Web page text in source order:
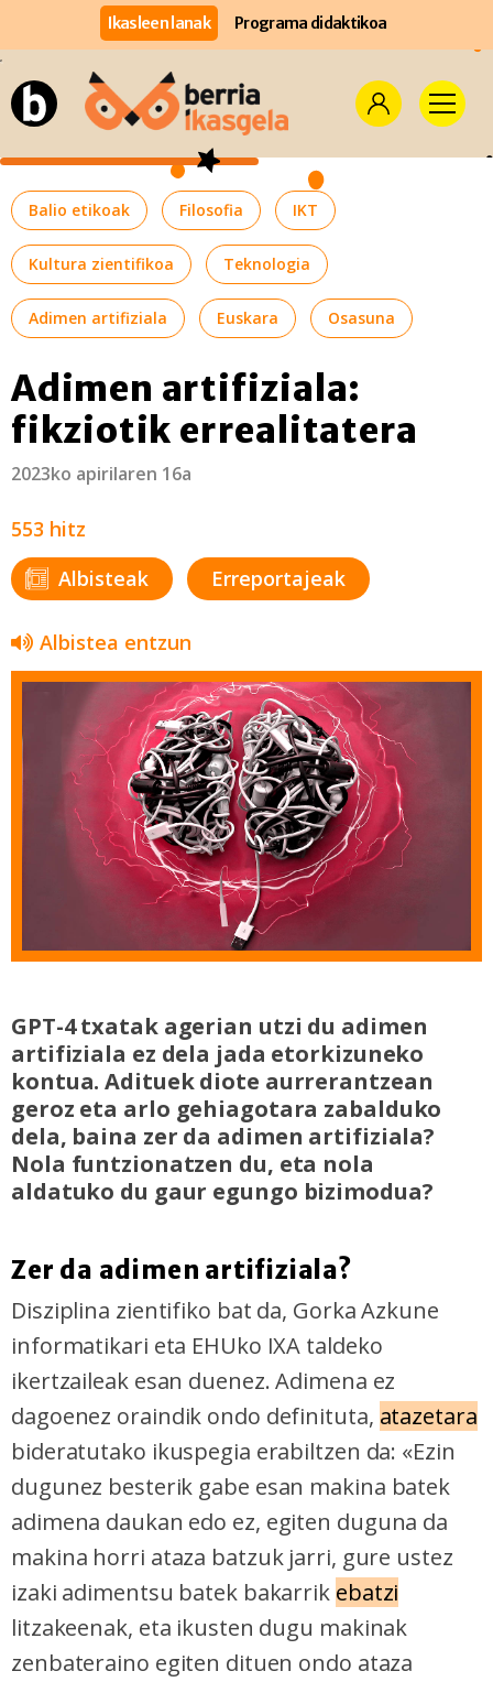
Ikasleen lanak Programa didaktikoa
Balio etikoak Filosofia IKT
Kultura zientifikoa Teknologia
Adimen artifiziala Euskara Osasuna
Adimen artifiziala:
fikziotik errealitatera
2023ko apirilaren 16a
553 hitz
Albisteak
Erreportajeak
Albistea entzun
GPT-4 txatak agerian utzi du adimen
artifiziala ez dela jada etorkizuneko
kontua. Adituek diote aurrerantzean
geroz eta arlo gehiagotara zabalduko
dela, baina zer da adimen artifiziala?
Nola funtzionatzen du, eta nola
aldatuko du gaur egungo bizimodua?
Zer da adimen artifiziala?
Disziplina zientifiko bat da, Gorka Azkune
informatikari eta EHUko IXA taldeko
ikertzaileak esan duenez. Adimena ez
dagoenez oraindik ondo definituta, atazetara
bideratutako ikuspegia erabiltzen da: «Ezin
dugunez besterik gabe esan makina batek
adimena daukan edo ez, egiten duguna da
makina horri ataza batzuk jarri, gure ustez
izaki adimentsu batek bakarrik ebatzi
litzakeenak, eta ikusten dugu makinak
zenbateraino egiten dituen ondo ataza